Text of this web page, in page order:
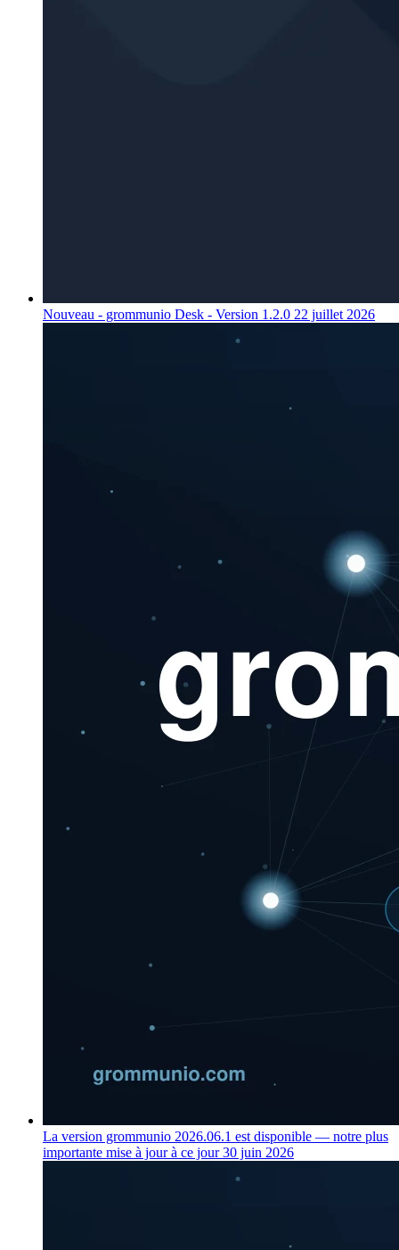
Nouveau - grommunio Desk - Version 1.2.0 22 juillet 2026
La version grommunio 2026.06.1 est disponible — notre plus
importante mise à jour à ce jour 30 juin 2026